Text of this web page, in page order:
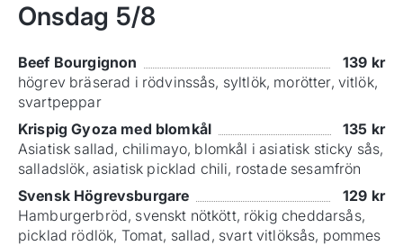
Onsdag 5/8
Beef Bourgignon 139 kr
högrev bräserad i rödvinssås, syltlök, morötter, vitlök,
svartpeppar
Krispig Gyoza med blomkål
135 kr
Asiatisk sallad, chilimayo, blomkål i asiatisk sticky sås,
salladslök, asiatisk picklad chili, rostade sesamfrön
Svensk Högrevsburgare
129 kr
Hamburgerbröd, svenskt nötkött, rökig cheddarsås,
picklad rödlök, Tomat, sallad, svart vitlöksås, pommes